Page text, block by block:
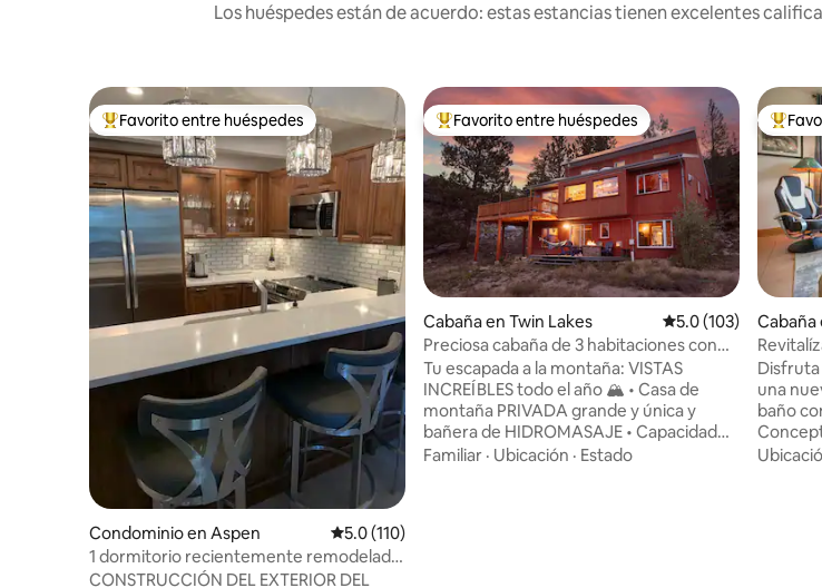
Los huéspedes están de acuerdo: estas estancias tienen excelentes
De los mejores en Favorito entre huéspedes
Favorito entre huéspedes
Condominio en Aspen Calificación promedio: 5.0 de 5; 110 evaluaciones
5.0 (110)
1 dormitorio recientemente remodelado.
Elegancia informal.
CONSTRUCCIÓN DEL EXTERIOR DEL
De los mejores en Favorito entre huéspedes
Favorito entre huéspedes
Cabaña en Twin Lakes Calificación
5.0 (103)
Preciosa cabaña de 3 habitaciones con
vistas a la montaña y al lago y jacuzzi
Tu escapada a la montaña: VISTAS
INCREÍBLES todo el año 🏔️ • Casa de
montaña PRIVADA grande y única y
bañera de HIDROMASAJE • Capacidad
para 6 personas con 8 camas. • Dos
Familiar · Ubicación · Estado
De los
Cabaña
Disfruta
una
baño